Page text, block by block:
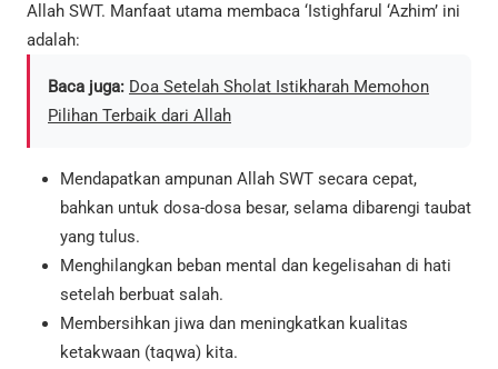
Allah SWT. Manfaat utama membaca ‘Istighfarul ‘Azhim’ ini
adalah:
Baca juga: Doa Setelah Sholat Istikharah Memohon
Pilihan Terbaik dari Allah
Mendapatkan ampunan Allah SWT secara cepat,
bahkan untuk dosa-dosa besar, selama dibarengi taubat
yang tulus.
Menghilangkan beban mental dan kegelisahan di hati
setelah berbuat salah.
Membersihkan jiwa dan meningkatkan kualitas
ketakwaan (taqwa) kita.